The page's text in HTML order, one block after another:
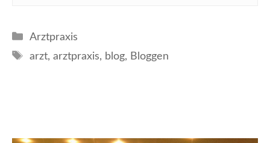
Kategorien
Arztpraxis
Schlagwörter
arzt, arztpraxis, blog, Bloggen